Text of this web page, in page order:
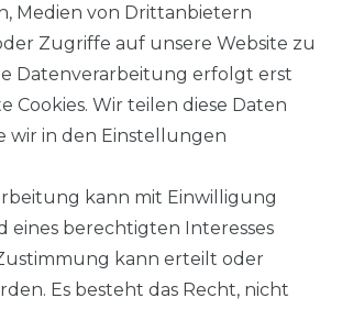
Medien von Drittanbietern
Zugriffe auf unsere Website zu
Datenverarbeitung erfolgt erst
Cookies. Wir teilen diese Daten
wir in den Einstellungen
kann mit Einwilligung
eines berechtigten Interesses
kann erteilt oder
Es besteht das Recht, nicht